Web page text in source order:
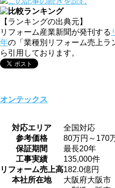
【ランキングの出典元】
リフォーム産業新聞が発刊する
年の「業種別リフォーム売上ラ
ら引用しております。
オンテックス
対応エリア
全国対応
参考価格
80万円～170
保証期間
最長20年
工事実績
135,000件
リフォーム売上高182.0億円
本社所在地
大阪府大阪市